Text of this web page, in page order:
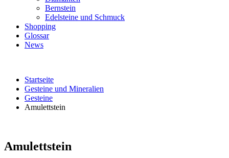
Bernstein
Edelsteine und Schmuck
Shopping
Glossar
News
Startseite
Gesteine und Mineralien
Gesteine
Amulettstein
Amulettstein